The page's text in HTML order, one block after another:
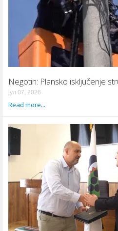
Negotin: Plansko isključenje
јул 07, 2026
Read more...